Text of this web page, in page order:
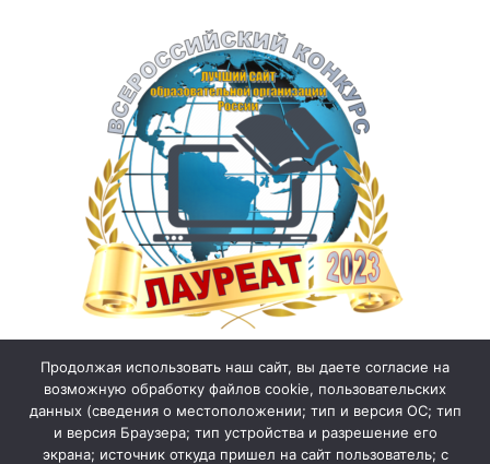
Продолжая использовать наш сайт, вы даете согласие на
возможную обработку файлов cookie, пользовательских
данных (сведения о местоположении; тип и версия ОС; тип
и версия Браузера; тип устройства и разрешение его
экрана; источник откуда пришел на сайт пользователь; с